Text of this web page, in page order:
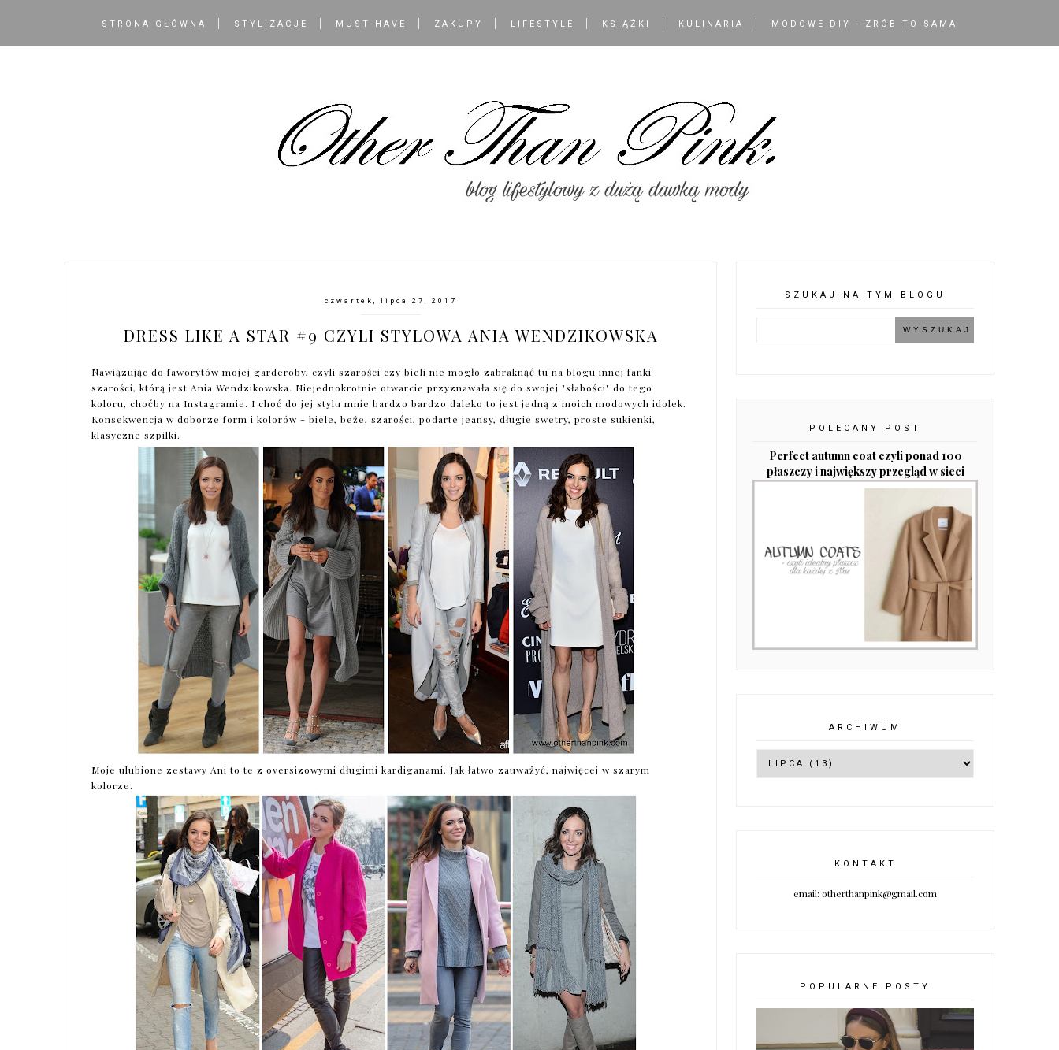
STRONA GŁÓWNA STYLIZACJE MUST HAVE ZAKUPY LIFESTYLE KSIĄŻKI KULINARIA MODOWE DIY - ZRÓB TO SAMA
czwartek, lipca 27, 2017
DRESS LIKE A STAR #9 CZYLI STYLOWA ANIA WENDZIKOWSKA
Nawiązując do faworytów mojej garderoby, czyli szarości czy bieli nie mogło zabraknąć tu na blogu innej fanki
szarości, którą jest Ania Wendzikowska. Niejednokrotnie otwarcie przyznawała się do swojej "słabości" do tego
koloru, choćby na Instagramie. I choć do jej stylu mnie bardzo bardzo daleko to jest jedną z moich modowych idolek.
Konsekwencja w doborze form i kolorów - biele, beże, szarości, podarte jeansy, długie swetry, proste sukienki,
klasyczne szpilki.
Moje ulubione zestawy Ani to te z oversizowymi długimi kardiganami. Jak łatwo zauważyć, najwięcej w szarym
kolorze.
SZUKAJ NA TYM BLOGU
POLECANY POST
Perfect autumn coat czyli ponad 100
płaszczy i największy przegląd w sieci
ARCHIWUM
KONTAKT
email: otherthanpink@gmail.com
POPULARNE POSTY